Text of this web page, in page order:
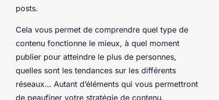
posts.
Cela vous permet de comprendre quel type de
contenu fonctionne le mieux, à quel moment
publier pour atteindre le plus de personnes,
quelles sont les tendances sur les différents
réseaux… Autant d’éléments qui vous permettront
de peaufiner votre stratégie de contenu.